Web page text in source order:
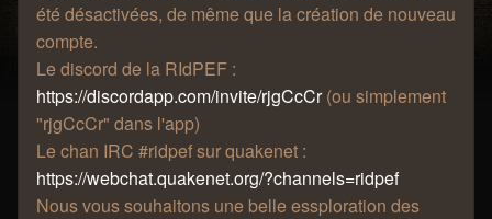
été désactivées, de même que la création de nouveau
compte.
Le discord de la RIdPEF :
https://discordapp.com/invite/rjgCcCr(ou simplement
"rjgCcCr" dans l'app)
Le chan IRC #ridpef sur quakenet :
https://webchat.quakenet.org/?channels=ridpef
Nous vous souhaitons une belle essploration des